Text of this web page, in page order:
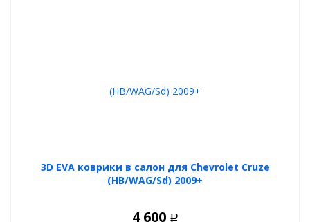
3D EVA коврики в салон для Chevrolet Cruze
(HB/WAG/Sd) 2009+
4 600 Р